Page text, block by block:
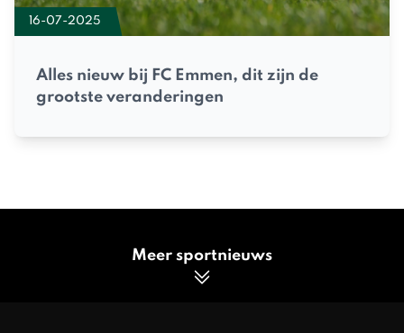
16-07-2025
Alles nieuw bij FC Emmen, dit zijn de
grootste veranderingen
Meer sportnieuws